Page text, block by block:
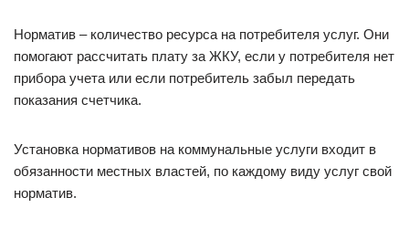
Норматив – количество ресурса на потребителя услуг. Они
помогают рассчитать плату за ЖКУ, если у потребителя нет
прибора учета или если потребитель забыл передать
показания счетчика.
Установка нормативов на коммунальные услуги входит в
обязанности местных властей, по каждому виду услуг свой
норматив.